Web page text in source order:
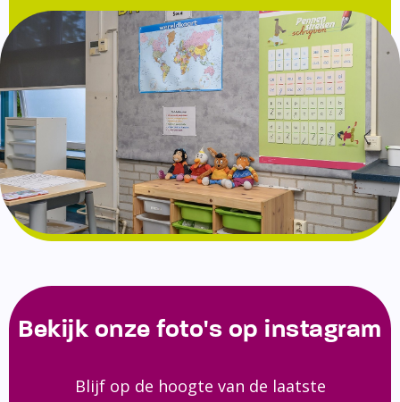
Bekijk onze foto's op instagram
Blijf op de hoogte van de laatste